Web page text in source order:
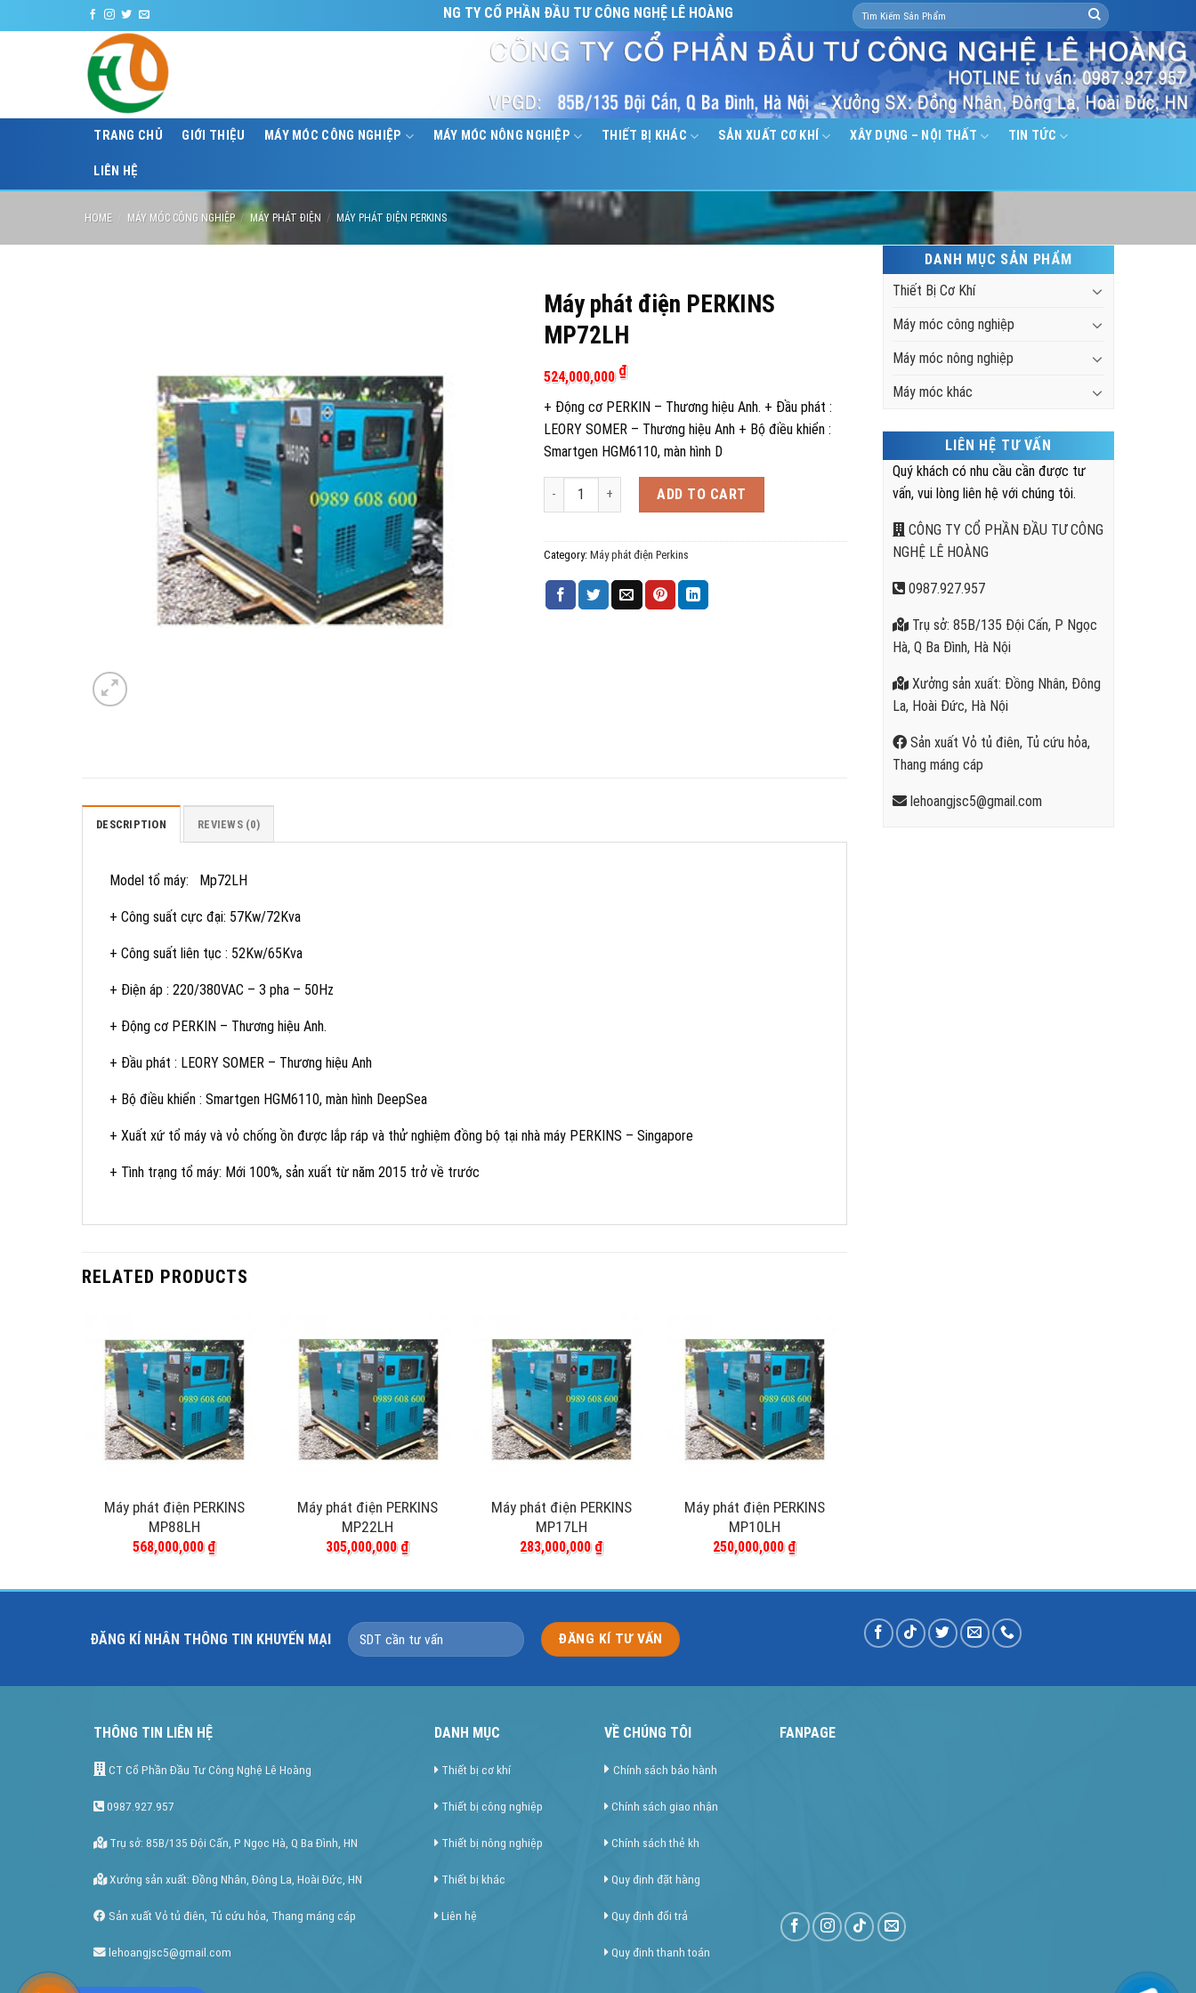
to
CÔNG TY CỔ PHẦN ĐẦU TƯ CÔNG NGHỆ LÊ HOÀNG
Search
for:
TRANG CHỦ GIỚI THIỆU MÁY MÓC CÔNG NGHIỆP MÁY MÓC NÔNG NGHIỆP THIẾT BỊ KHÁC SẢN XUẤT CƠ KHÍ XÂY DỰNG – NỘI THẤT TIN TỨC
LIÊN HỆ
HOME MÁY MÓC CÔNG NGHIỆP / MÁY PHÁT ĐIỆN / MÁY PHÁT ĐIỆN PERKINS
DANH MỤC SẢN PHẨM
Thiết Bị Cơ Khí
Máy móc công nghiệp
Máy móc nông nghiệp
Máy móc khác
LIÊN HỆ TƯ VẤN
Quý khách có nhu cầu cần được tư
vấn, vui lòng liên hệ với chúng tôi.
CÔNG TY CỔ PHẦN ĐẦU TƯ CÔNG
NGHỆ LÊ HOÀNG
0987.927.957
Trụ sở: 85B/135 Đội Cấn, P Ngọc
Hà, Q Ba Đình, Hà Nội
Xưởng sản xuất: Đồng Nhân, Đông
La, Hoài Đức, Hà Nội
Sản xuất Vỏ tủ điên, Tủ cứu hỏa,
Thang máng cáp
lehoangjsc5@gmail.com
Máy phát điện PERKINS
MP72LH
524,000,000 ₫
+ Động cơ PERKIN – Thương hiệu Anh. + Đầu phát :
LEORY SOMER – Thương hiệu Anh + Bộ điều khiển :
Smartgen HGM6110, màn hình D
Máy phát điện PERKINS MP72LH quantity
ADD TO CART
Category:Máy phát điện Perkins
DESCRIPTION REVIEWS (0)
Model tổ máy: Mp72LH
+ Công suất cực đại: 57Kw/72Kva
+ Công suất liên tục : 52Kw/65Kva
+ Điện áp : 220/380VAC – 3 pha – 50Hz
+ Động cơ PERKIN – Thương hiệu Anh.
+ Đầu phát : LEORY SOMER – Thương hiệu Anh
+ Bộ điều khiển : Smartgen HGM6110, màn hình DeepSea
+ Xuất xứ tổ máy và vỏ chống ồn được lắp ráp và thử nghiệm đồng bộ tại nhà máy PERKINS – Singapore
+ Tình trạng tổ máy: Mới 100%, sản xuất từ năm 2015 trở về trước
RELATED PRODUCTS
Máy phát điện PERKINS
MP88LH
568,000,000 ₫
Máy phát điện PERKINS
MP22LH
305,000,000 ₫
Máy phát điện PERKINS
MP17LH
283,000,000 ₫
Máy phát điện PERKINS
MP10LH
250,000,000 ₫
ĐĂNG KÍ NHÂN THÔNG TIN KHUYẾN MẠI
THÔNG TIN LIÊN HỆ
CT Cổ Phần Đầu Tư Công Nghệ Lê Hoàng
0987.927.957
Trụ sở: 85B/135 Đội Cấn, P Ngọc Hà, Q Ba Đình, HN
Xưởng sản xuất: Đồng Nhân, Đông La, Hoài Đức, HN
Sản xuất Vỏ tủ điên, Tủ cứu hỏa, Thang máng cáp
lehoangjsc5@gmail.com
DANH MỤC
Thiết bị cơ khí
Thiết bị công nghiệp
Thiết bị nông nghiệp
Thiết bị khác
Liên hệ
VỀ CHÚNG TÔI
Chính sách bảo hành
Chính sách giao nhận
Chính sách thẻ kh
Quy định đặt hàng
Quy định đổi trả
Quy định thanh toán
FANPAGE